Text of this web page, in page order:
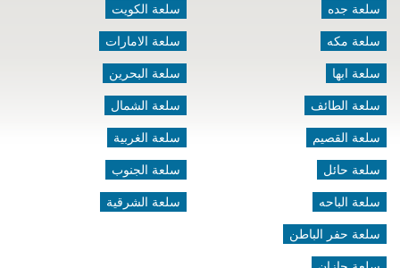
سلعة جده
سلعة مكه
سلعة ابها
سلعة الطائف
سلعة القصيم
سلعة حائل
سلعة الباحه
سلعة حفر الباطن
سلعة الكويت
سلعة الامارات
سلعة البحرين
سلعة الشمال
سلعة الغربية
سلعة الجنوب
سلعة الشرقية